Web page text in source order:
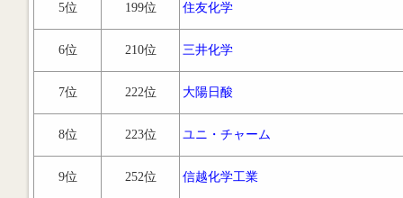
5位 199位 住友化学
6位 210位 三井化学
7位 222位 大陽日酸
8位 223位 ユニ・チャーム
9位 252位 信越化学工業